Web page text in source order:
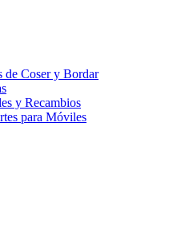
de Coser y Bordar
y Recambios
para Móviles